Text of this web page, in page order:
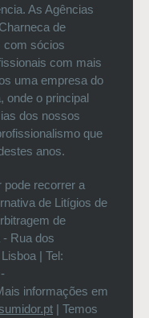
As Agências
de
com sócios
com mais
uma empresa do
onde o principal
dos nossos
que
anos.
pode recorrer a
de Litígios de
de
Rua dos
| Tel:
informações em
| Temos